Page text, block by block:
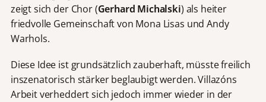
zeigt sich der Chor (Gerhard Michalski) als heiter
friedvolle Gemeinschaft von Mona Lisas und Andy
Warhols.
Diese Idee ist grundsätzlich zauberhaft, müsste freilich
inszenatorisch stärker beglaubigt werden. Villazóns
Arbeit verheddert sich jedoch immer wieder in der